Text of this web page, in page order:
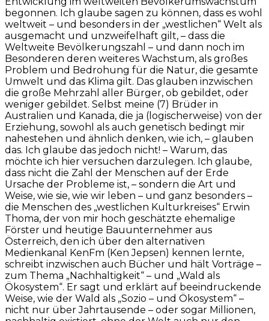
begonnen. Ich glaube sagen zu können, dass es wohl
weltweit – und besonders in der „westlichen“ Welt als
ausgemacht und unzweifelhaft gilt, – dass die
Weltweite Bevölkerungszahl – und dann noch im
Besonderen deren weiteres Wachstum, als großes
Problem und Bedrohung für die Natur, die gesamte
Umwelt und das Klima gilt. Das glauben inzwischen
die große Mehrzahl aller Bürger, ob gebildet, oder
weniger gebildet. Selbst meine (7) Brüder in
Australien und Kanada, die ja (logischerweise) von der
Erziehung, sowohl als auch genetisch bedingt mir
nahestehen und ähnlich denken, wie ich, – glauben
das. Ich glaube das jedoch nicht! – Warum, das
möchte ich hier versuchen darzulegen. Ich glaube,
dass nicht die Zahl der Menschen auf der Erde
Ursache der Probleme ist, – sondern die Art und
Weise, wie sie, wie wir leben – und ganz besonders –
die Menschen des „westlichen Kulturkreises“ Erwin
Thoma, der von mir hoch geschätzte ehemalige
Förster und heutige Bauunternehmer aus
Österreich, den ich über den alternativen
Medienkanal KenFm (Ken Jepsen) kennen lernte,
schreibt inzwischen auch Bücher und hält Vorträge –
zum Thema „Nachhaltigkeit“ – und „Wald als
Ökosystem“. Er sagt und erklärt auf beeindruckende
Weise, wie der Wald als „Sozio – und Ökosystem“ –
nicht nur über Jahrtausende – oder sogar Millionen,